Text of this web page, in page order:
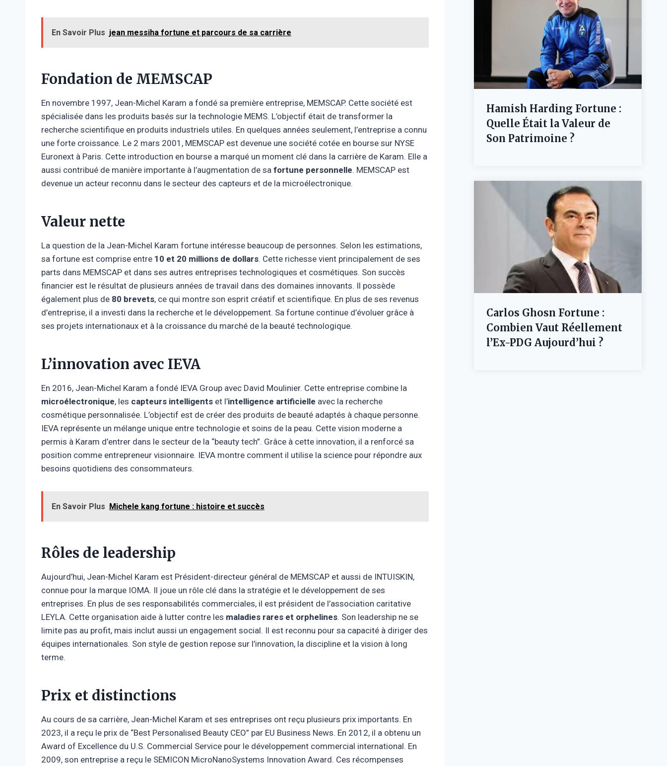
En Savoir Plus jean messiha fortune et parcours de sa carrière
Fondation de MEMSCAP
En novembre 1997, Jean-Michel Karam a fondé sa première entreprise, MEMSCAP. Cette société est
spécialisée dans les produits basés sur la technologie MEMS. L’objectif était de transformer la
recherche scientifique en produits industriels utiles. En quelques années seulement, l’entreprise a connu
une forte croissance. Le 2 mars 2001, MEMSCAP est devenue une société cotée en bourse sur NYSE
Euronext à Paris. Cette introduction en bourse a marqué un moment clé dans la carrière de Karam. Elle a
aussi contribué de manière importante à l’augmentation de sa fortune personnelle. MEMSCAP est
devenue un acteur reconnu dans le secteur des capteurs et de la microélectronique.
Valeur nette
La question de la Jean-Michel Karam fortune intéresse beaucoup de personnes. Selon les estimations,
sa fortune est comprise entre 10 et 20 millions de dollars. Cette richesse vient principalement de ses
parts dans MEMSCAP et dans ses autres entreprises technologiques et cosmétiques. Son succès
financier est le résultat de plusieurs années de travail dans des domaines innovants. Il possède
également plus de 80 brevets, ce qui montre son esprit créatif et scientifique. En plus de ses revenus
d’entreprise, il a investi dans la recherche et le développement. Sa fortune continue d’évoluer grâce à
ses projets internationaux et à la croissance du marché de la beauté technologique.
L’innovation avec IEVA
En 2016, Jean-Michel Karam a fondé IEVA Group avec David Moulinier. Cette entreprise combine la
microélectronique, les capteurs intelligents et l’intelligence artificielle avec la recherche
cosmétique personnalisée. L’objectif est de créer des produits de beauté adaptés à chaque personne.
IEVA représente un mélange unique entre technologie et soins de la peau. Cette vision moderne a
permis à Karam d’entrer dans le secteur de la “beauty tech”. Grâce à cette innovation, il a renforcé sa
position comme entrepreneur visionnaire. IEVA montre comment il utilise la science pour répondre aux
besoins quotidiens des consommateurs.
En Savoir Plus Michele kang fortune : histoire et succès
Rôles de leadership
Aujourd’hui, Jean-Michel Karam est Président-directeur général de MEMSCAP et aussi de INTUISKIN,
connue pour la marque IOMA. Il joue un rôle clé dans la stratégie et le développement de ses
entreprises. En plus de ses responsabilités commerciales, il est président de l’association caritative
LEYLA. Cette organisation aide à lutter contre les maladies rares et orphelines. Son leadership ne se
limite pas au profit, mais inclut aussi un engagement social. Il est reconnu pour sa capacité à diriger des
équipes internationales. Son style de gestion repose sur l’innovation, la discipline et la vision à long
terme.
Prix ​​et distinctions
Au cours de sa carrière, Jean-Michel Karam et ses entreprises ont reçu plusieurs prix importants. En
2023, il a reçu le prix de “Best Personalised Beauty CEO” par EU Business News. En 2012, il a obtenu un
Award of Excellence du U.S. Commercial Service pour le développement commercial international. En
2009, son entreprise a reçu le SEMICON MicroNanoSystems Innovation Award. Ces récompenses
Hamish Harding Fortune :
Quelle Était la Valeur de
Son Patrimoine ?
Carlos Ghosn Fortune :
Combien Vaut Réellement
l’Ex-PDG Aujourd’hui ?